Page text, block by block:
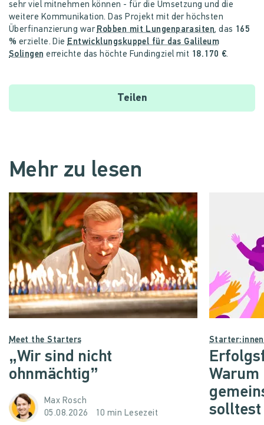
sehr viel mitnehmen können - für die Umsetzung und die
weitere Kommunikation. Das Projekt mit der höchsten
Überfinanzierung warRobben mit Lungenparasiten, das 165
% erzielte. DieEntwicklungskuppel für das Galileum
Solingen erreichte das höchte Fundingziel mit 18.170 €.
Teilen
Mehr zu lesen
Meet the Starters
„Wir sind nicht
ohnmächtig”
Max Rosch
05.08.2026
10 min Lesezeit
Warum
solltest